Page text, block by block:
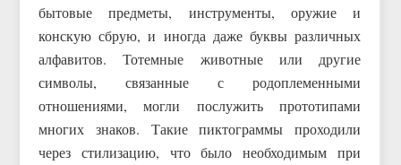
бытовые предметы, инструменты, оружие и
конскую сбрую, и иногда даже буквы различных
алфавитов. Тотемные животные или другие
символы, связанные с родоплеменными
отношениями, могли послужить прототипами
многих знаков. Такие пиктограммы проходили
через стилизацию, что было необходимым при